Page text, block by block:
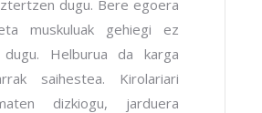
dugu. Bere egoera
muskuluak gehiegi ez
Helburua da karga
saihestea. Kirolariari
dizkiogu, jarduera